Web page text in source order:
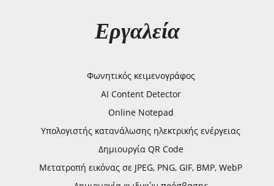
Εργαλεία
Φωνητικός κειμενογράφος
AI Content Detector
Online Notepad
Υπολογιστής κατανάλωσης ηλεκτρικής ενέργειας
Δημιουργία QR Code
Μετατροπή εικόνας σε JPEG, PNG, GIF, BMP, WebP